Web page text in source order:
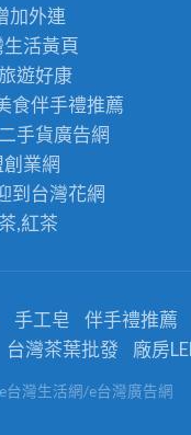
加外連
生活黃頁
遊好康
食伴手禮推薦
二手貨廣告網
業網
到 台灣花網
,紅茶
手工皂 伴手禮推薦
台灣茶葉批發 廠房
台灣生活網/e台灣廣告網